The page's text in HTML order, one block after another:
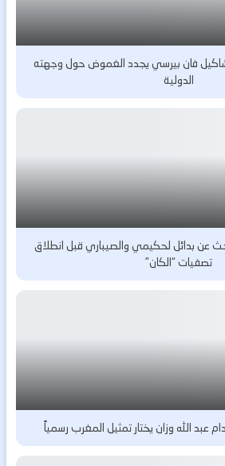
فان بيرسي يجدد الغموض حول وجهته
الدولية
عن بدائل لحكيمي والصيباري قبل انطلاق
تصفيات “الكان”
عبد الله وزان يختار تمثيل المغرب رسمياً